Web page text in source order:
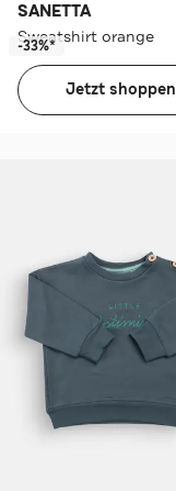
SANETTA
Sweatshirt orange
-33%*
Jetzt shoppen